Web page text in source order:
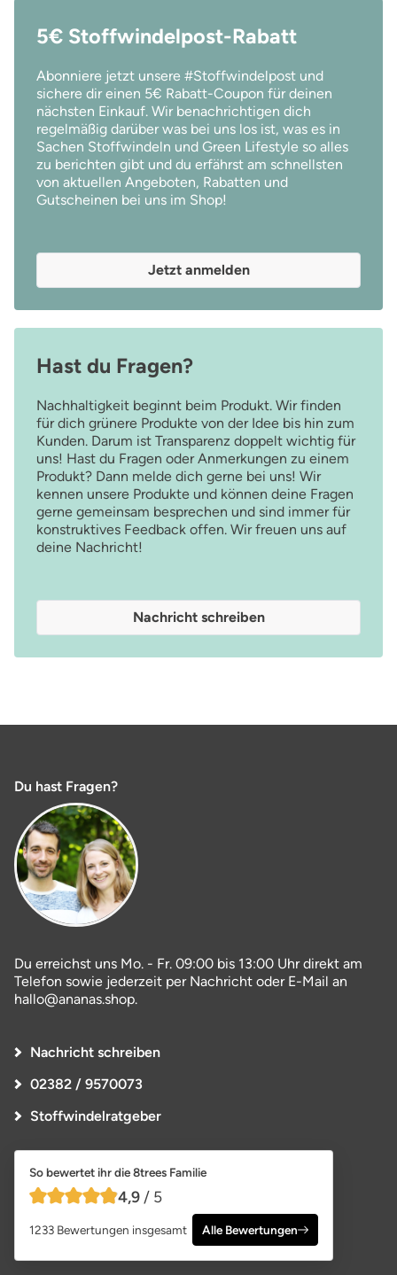
5€ Stoffwindelpost-Rabatt
Abonniere jetzt unsere #Stoffwindelpost und
sichere dir einen 5€ Rabatt-Coupon für deinen
nächsten Einkauf. Wir benachrichtigen dich
regelmäßig darüber was bei uns los ist, was es in
Sachen Stoffwindeln und Green Lifestyle so alles
zu berichten gibt und du erfährst am schnellsten
von aktuellen Angeboten, Rabatten und
Gutscheinen bei uns im Shop!
Jetzt anmelden
Hast du Fragen?
Nachhaltigkeit beginnt beim Produkt. Wir finden
für dich grünere Produkte von der Idee bis hin zum
Kunden. Darum ist Transparenz doppelt wichtig für
uns! Hast du Fragen oder Anmerkungen zu einem
Produkt? Dann melde dich gerne bei uns! Wir
kennen unsere Produkte und können deine Fragen
gerne gemeinsam besprechen und sind immer für
konstruktives Feedback offen. Wir freuen uns auf
deine Nachricht!
Nachricht schreiben
Du hast Fragen?
Du erreichst uns Mo. - Fr. 09:00 bis 13:00 Uhr direkt am
Telefon sowie jederzeit per Nachricht oder E-Mail an
hallo@ananas.shop.
Nachricht schreiben
02382 / 9570073
Stoffwindelratgeber
So bewertet ihr die 8trees Familie
4,9 von 5 Sternen
4,9 / 5
1233 Bewertungen insgesamt Alle Bewertungen